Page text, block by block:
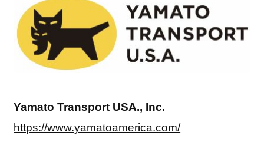
Yamato Transport USA., Inc.
https://www.yamatoamerica.com/